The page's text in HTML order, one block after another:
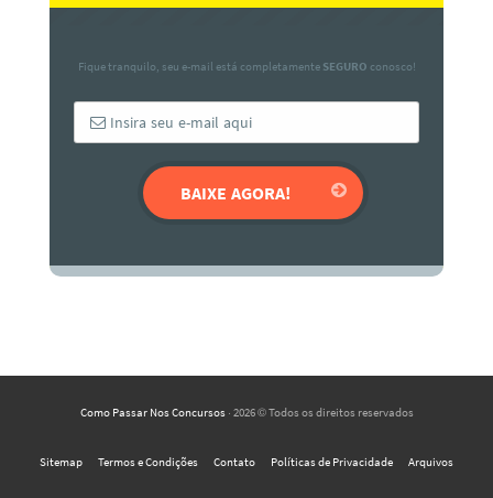
Fique tranquilo, seu e-mail está completamente SEGURO conosco!
Como Passar Nos Concursos· 2026 © Todos os direitos reservados
Sitemap Termos e Condições Contato Políticas de Privacidade Arquivos